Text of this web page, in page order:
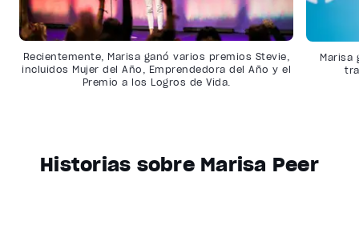
Recientemente, Marisa ganó varios premios Stevie,
incluidos Mujer del Año, Emprendedora del Año y el
Premio a los Logros de Vida.
Marisa
Historias sobre Marisa Peer